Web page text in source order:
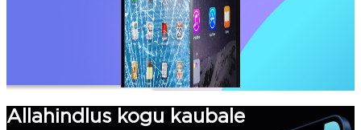
Allahindlus kogu kaubale